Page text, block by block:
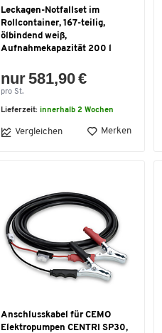
Leckagen-Notfallset im
Rollcontainer, 167-teilig,
ölbindend weiß,
Aufnahmekapazität 200 l
nur 581,90 €
pro St.
Lieferzeit: innerhalb 2 Wochen
Vergleichen Merken
Anschlusskabel für CEMO
Elektropumpen CENTRI SP30,